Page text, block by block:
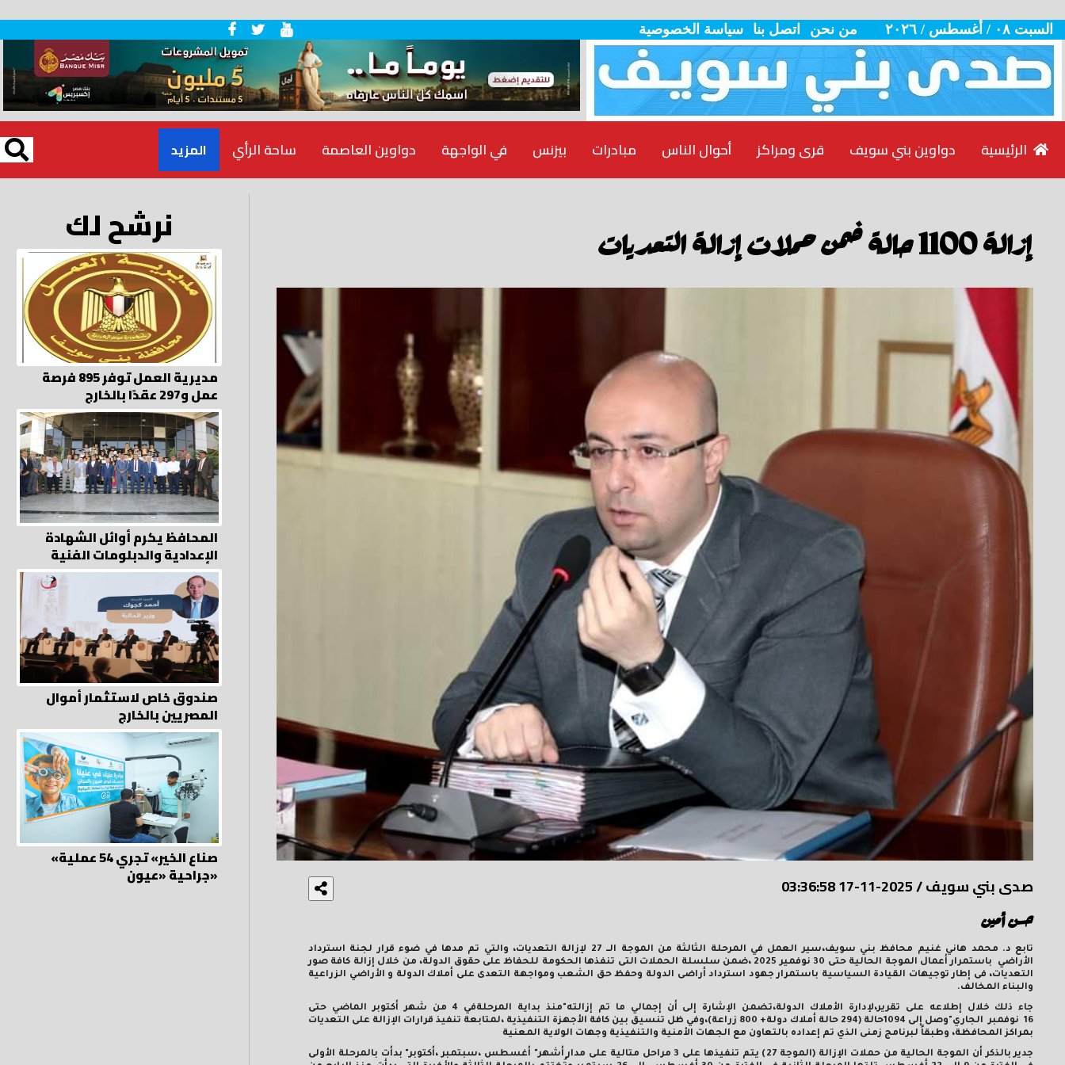
السبت ٠٨ / أغسطس / ٢٠٢٦ من نحن اتصل بنا سياسة الخصوصية
المزيد ساحة الرأي دواوين العاصمة في الواجهة بيزنس مبادرات أحوال الناس قرى ومراكز دواوين بني سويف
إزالة 1100 حالة ضمن حملات إزالة التعديات
صدى بني سويف/
2025-11-17 03:36:58
حسن أمين
تابع د. محمد هاني غنيم محافظ بني سويف،سير العمل في المرحلة الثالثة من الموجة الــ 27 لإزالة التعديات، والتي تم مدها في ضوء قرار لجنة استرداد
الأراضي باستمرار أعمال الموجة الحالية حتى 30 نوفمير 2025 ،ضمن سلسلة الحملات التى تنفذها الحكومة للحفاظ على حقوق الدولة، من خلال إزالة كافة صور
التعديات، فى إطار توجيهات القيادة السياسية باستمرار جهود استرداد أراضى الدولة وحفظ حق الشعب ومواجهة التعدى على أملاك الدولة و الأراضي الزراعية
والبناء المخالف.
جاء ذلك خلال إطلاعه على تقرير،لإدارة الأملاك الدولة،تضمن الإشارة إلى أن إجمالي ما تم إزالته"منذ بداية المرحلةفي 4 من شهر أكتوبر الماضي حتى
16 نوفمبر الجاري"وصل إلى 1094حالة (294 حالة أملاك دولة+ 800 زراعة)،وفي ظل تنسيق بين كافة الأجهزة التنفيذية ،لمتابعة تنفيذ قرارات الإزالة على التعديات
بمراكز المحافظة، وطبقاً لبرنامج زمنى الذي تم إعداده بالتعاون مع الجهات الأمنية والتنفيذية وجهات الولاية المعنية
جدير بالذكر أن الموجة الحالية من حملات الإزالة (الموجة 27) يتم تنفيذها على 3 مراحل متالية على مدار أشهر" أغسطس ،سبتمبر ،أكتوبر" بدأت بالمرحلة الأولى
نرشح لك
مديرية العمل توفر 895 فرصة
عمل و297 عقدًا بالخارج
المحافظ يكرم أوائل الشهادة
الإعدادية والدبلومات الفنية
صندوق خاص لاستثمار أموال
المصريين بالخارج
«صناع الخير» تجري 54 عملية
جراحية «عيون»